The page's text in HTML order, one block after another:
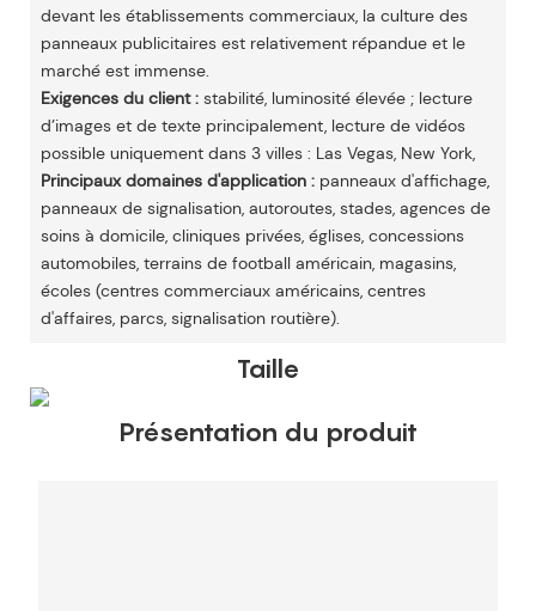
devant les établissements commerciaux, la culture des
panneaux publicitaires est relativement répandue et le
marché est immense.
Exigences du client :stabilité, luminosité élevée ; lecture
d’images et de texte principalement, lecture de vidéos
possible uniquement dans 3 villes : Las Vegas, New York,
Principaux domaines d'application :panneaux d'affichage,
panneaux de signalisation, autoroutes, stades, agences de
soins à domicile, cliniques privées, églises, concessions
automobiles, terrains de football américain, magasins,
écoles (centres commerciaux américains, centres
d'affaires, parcs, signalisation routière).
Taille
Présentation du produit